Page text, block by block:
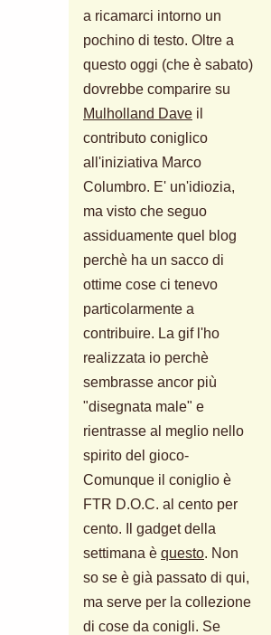
a ricamarci intorno un
pochino di testo. Oltre a
questo oggi (che è sabato)
dovrebbe comparire su
Mulholland Dave il
contributo coniglico
all'iniziativa Marco
Columbro. E' un'idiozia,
ma visto che seguo
assiduamente quel blog
perchè ha un sacco di
ottime cose ci tenevo
particolarmente a
contribuire. La gif l'ho
realizzata io perchè
sembrasse ancor più
"disegnata male" e
rientrasse al meglio nello
spirito del gioco-
Comunque il coniglio è
FTR D.O.C. al cento per
cento. Il gadget della
settimana è questo. Non
so se è già passato di qui,
ma serve per la collezione
di cose da conigli. Se